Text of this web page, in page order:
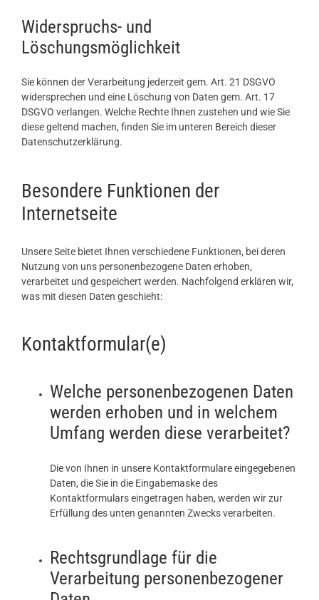
Widerspruchs- und
Löschungsmöglichkeit
Sie können der Verarbeitung jederzeit gem. Art. 21 DSGVO
widersprechen und eine Löschung von Daten gem. Art. 17
DSGVO verlangen. Welche Rechte Ihnen zustehen und wie Sie
diese geltend machen, finden Sie im unteren Bereich dieser
Datenschutzerklärung.
Besondere Funktionen der
Internetseite
Unsere Seite bietet Ihnen verschiedene Funktionen, bei deren
Nutzung von uns personenbezogene Daten erhoben,
verarbeitet und gespeichert werden. Nachfolgend erklären wir,
was mit diesen Daten geschieht:
Kontaktformular(e)
Welche personenbezogenen Daten
werden erhoben und in welchem
Umfang werden diese verarbeitet?
Die von Ihnen in unsere Kontaktformulare eingegebenen
Daten, die Sie in die Eingabemaske des
Kontaktformulars eingetragen haben, werden wir zur
Erfüllung des unten genannten Zwecks verarbeiten.
Rechtsgrundlage für die
Verarbeitung personenbezogener